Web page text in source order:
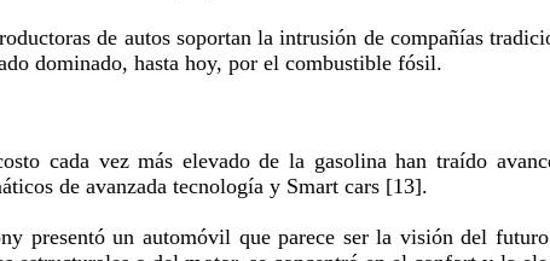
de autos soportan la intrusión de compañías
dominado, hasta hoy, por el combustible fósil.
cada vez más elevado de la gasolina han traído
de avanzada tecnología y Smart cars [13].
presentó un automóvil que parece ser la visión del